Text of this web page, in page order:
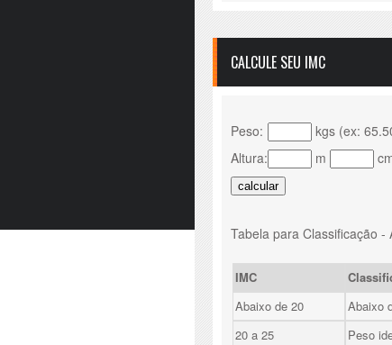
CALCULE SEU IMC
Peso:
kgs (ex:
Altura:
m
Tabela para Classificação -
IMC
Abaixo de 20
Abaixo
20 a 25
Peso